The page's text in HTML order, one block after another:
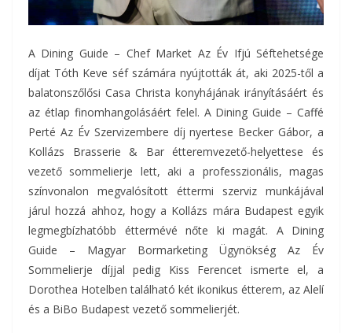
A Dining Guide – Chef Market Az Év Ifjú Séftehetsége
díjat Tóth Keve séf számára nyújtották át, aki 2025-től a
balatonszőlősi Casa Christa konyhájának irányításáért és
az étlap finomhangolásáért felel. A Dining Guide – Caffé
Perté Az Év Szervizembere díj nyertese Becker Gábor, a
Kollázs Brasserie & Bar étteremvezető-helyettese és
vezető sommelierje lett, aki a professzionális, magas
színvonalon megvalósított éttermi szerviz munkájával
járul hozzá ahhoz, hogy a Kollázs mára Budapest egyik
legmegbízhatóbb éttermévé nőte ki magát. A Dining
Guide – Magyar Bormarketing Ügynökség Az Év
Sommelierje díjjal pedig Kiss Ferencet ismerte el, a
Dorothea Hotelben található két ikonikus étterem, az Alelí
és a BiBo Budapest vezető sommelierjét.